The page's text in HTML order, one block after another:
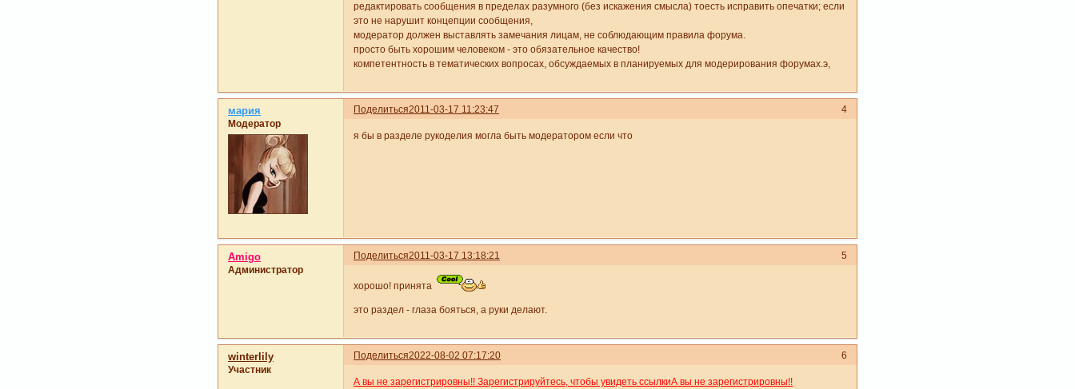
редактировать сообщения в пределах разумного (без искажения смысла) тоесть исправить опечатки; если
это не нарушит концепции сообщения,
модератор должен выставлять замечания лицам, не соблюдающим правила форума.
просто быть хорошим человеком - это обязательное качество!
компетентность в тематических вопросах, обсуждаемых в планируемых для модерирования форумах.э,
Поделиться 4
2011-03-17 11:23:47
мария
Модератор
я бы в разделе рукоделия могла быть модератором если что
Поделиться 5
2011-03-17 13:18:21
Amigo
Администратор
хорошо! принята
это раздел - глаза бояться, а руки делают.
Поделиться 6
2022-08-02 07:17:20
winterlily
Участник
А вы не зарегистрировны!! Зарегистрируйтесь, чтобы увидеть ссылкиА вы не зарегистрировны!!